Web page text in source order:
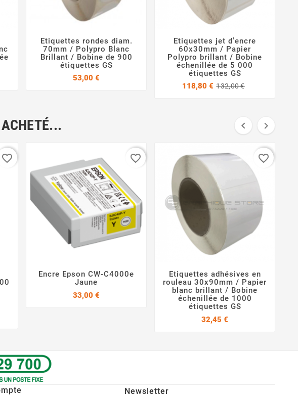
 
Etiquettes rondes diam.
70mm / Polypro Blanc
Brillant / Bobine de 900
étiquettes GS
53,00 €
 
Etiquettes jet d'encre
60x30mm / Papier
Polypro brillant / Bobine
échenillée de 5 000
étiquettes GS
118,80 € 132,00 €
 
favorite_border
 
Encre Epson CW-C4000e
Jaune
33,00 €
favorite_border
 
Etiquettes adhésives en
rouleau 30x90mm / Papier
blanc brillant / Bobine
échenillée de 1000
étiquettes GS
32,45 €
favorite_border
Newsletter